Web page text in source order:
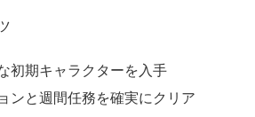
初期キャラクターを入手
ンと週間任務を確実にクリア